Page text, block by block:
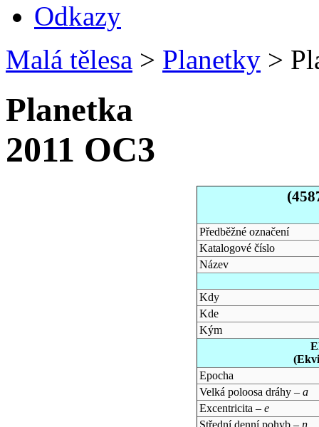
Odkazy
Malá tělesa > Planetky >
Planetka
2011 OC3
Předběžné označení
Katalogové číslo
Název
Kdy
Kde
Kým
Epocha
Velká poloosa dráhy – a
Excentricita – e
Střední denní pohyb – n